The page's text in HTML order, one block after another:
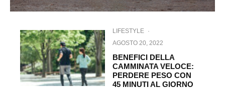
LIFESTYLE ·
AGOSTO 20, 2022
BENEFICI DELLA
CAMMINATA VELOCE:
PERDERE PESO CON
45 MINUTI AL GIORNO